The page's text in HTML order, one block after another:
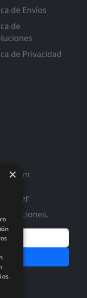
de Envíos
de
de Privacidad
×